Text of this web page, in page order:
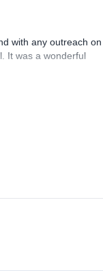
with any outreach
It was a wonderful